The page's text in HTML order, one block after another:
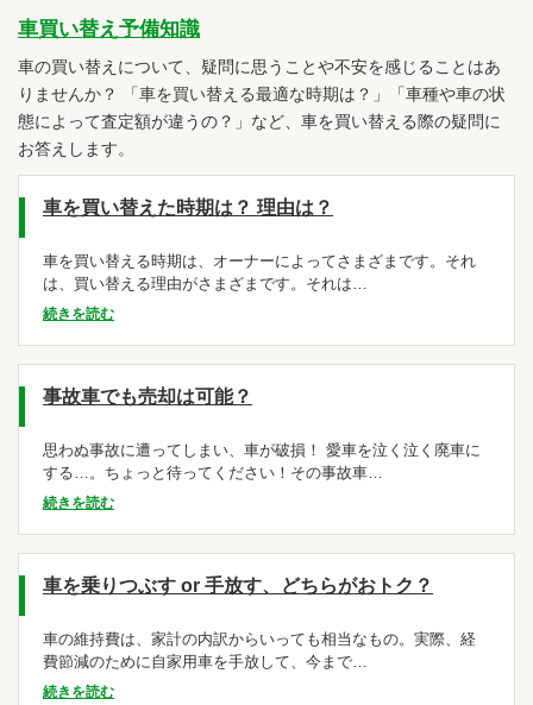
車買い替え予備知識
車の買い替えについて、疑問に思うことや不安を感じることはあ
りませんか？ 「車を買い替える最適な時期は？」「車種や車の状
態によって査定額が違うの？」など、車を買い替える際の疑問に
お答えします。
車を買い替えた時期は？ 理由は？
車を買い替える時期は、オーナーによってさまざまです。それ
は、買い替える理由がさまざまです。それは…
続きを読む
事故車でも売却は可能？
思わぬ事故に遭ってしまい、車が破損！ 愛車を泣く泣く廃車に
する…。ちょっと待ってください！その事故車…
続きを読む
車を乗りつぶす or 手放す、どちらがおトク？
車の維持費は、家計の内訳からいっても相当なもの。実際、経
費節減のために自家用車を手放して、今まで…
続きを読む